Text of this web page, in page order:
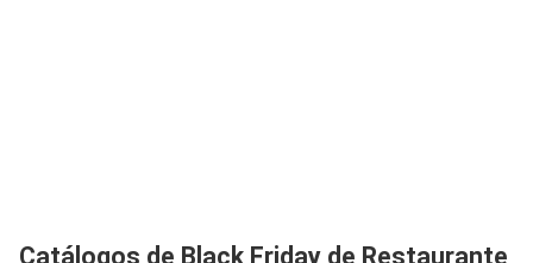
Catálogos de Black Friday de Restaurante